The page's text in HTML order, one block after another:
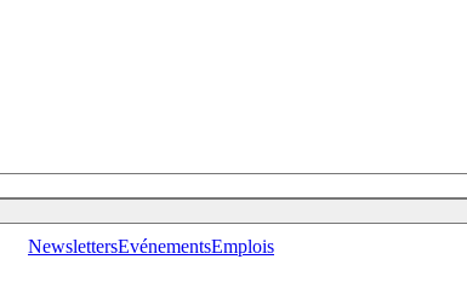
NewslettersEvénementsEmplois